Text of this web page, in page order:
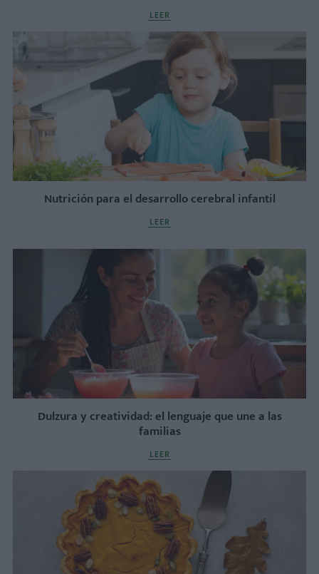
LEER
Nutrición para el desarrollo cerebral infantil
LEER
Dulzura y creatividad: el lenguaje que une a las
familias
LEER